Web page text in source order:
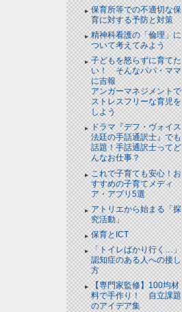
保育所等での不適切な保
育に対する予防と対策
精神科看護の「倫理」に
ついて考えてみよう
子どもを怒らずに育てた
い！ そんなパパ・ママ
に吉報
アンガーマネジメントで
ストレスフリーな育児を
しよう
ドラマ『デフ・ヴォイス
法廷の手話通訳士』でも
話題！手話通訳士ってど
んなお仕事？
これで子育ても安心！お
すすめの子育てメディ
ア・アプリ5選
アトリエから始まる「探
究活動」
保育とICT
「トイレばかり行く…」
認知症のある人への接し
方
【専門家監修】100均材
料で手作り！ 自立課題
のアイデア集